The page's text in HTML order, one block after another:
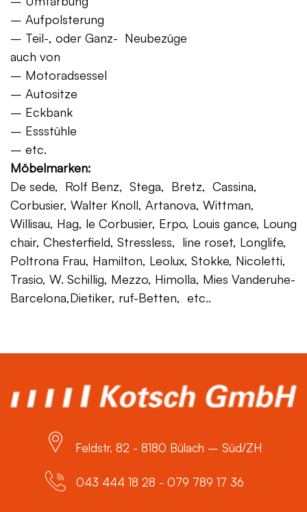
– Aufpolsterung
– Teil-, oder Ganz- Neubezüge
auch von
– Motoradsessel
– Autositze
– Eckbank
– Essstühle
– etc.
Möbelmarken:
De sede, Rolf Benz, Stega, Bretz, Cassina,
Corbusier, Walter Knoll, Artanova, Wittman,
Willisau, Hag, le Corbusier, Erpo, Louis gance, Loung
chair, Chesterfield, Stressless, line roset, Longlife,
Poltrona Frau, Hamilton, Leolux, Stokke, Nicoletti,
Trasio, W. Schillig, Mezzo, Himolla, Mies Vanderuhe-
Barcelona,Dietiker, ruf-Betten, etc..
Feldstr. 82 - 8180 Bülach – Süd/ZH
043 444 18 28 - 079 789 17 36